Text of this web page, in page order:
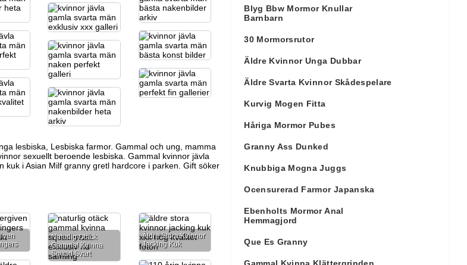
lesbiska, Lesbiska farmor. Gammal och ung, mamma
sexuellt beroende lesbiska. Gammal kvinnor jävla
kuk i Asian Milf granny gretl hardcore i parken. Gift söker
Naturlig Otäck
Gammal Kvinna
Squad Svart
Äldre Stora Kvinnor
Jacking Kuk
Blyg Bbw Mormor Knullar
Barnbarn
30 Mormorsrutor
Äldre Kvinnor Unga Dubbar
Äldre Svarta Kvinnor Skådespelare
Kurvig Mogen Fitta
Håriga Mormor Pubes
Granny Ass Dunked
Knubbiga Mogna Juggs
Ocensurerad Farmor Japanska
Ebenholts Mormor Anal
Hemmagjord
Que Es Granny